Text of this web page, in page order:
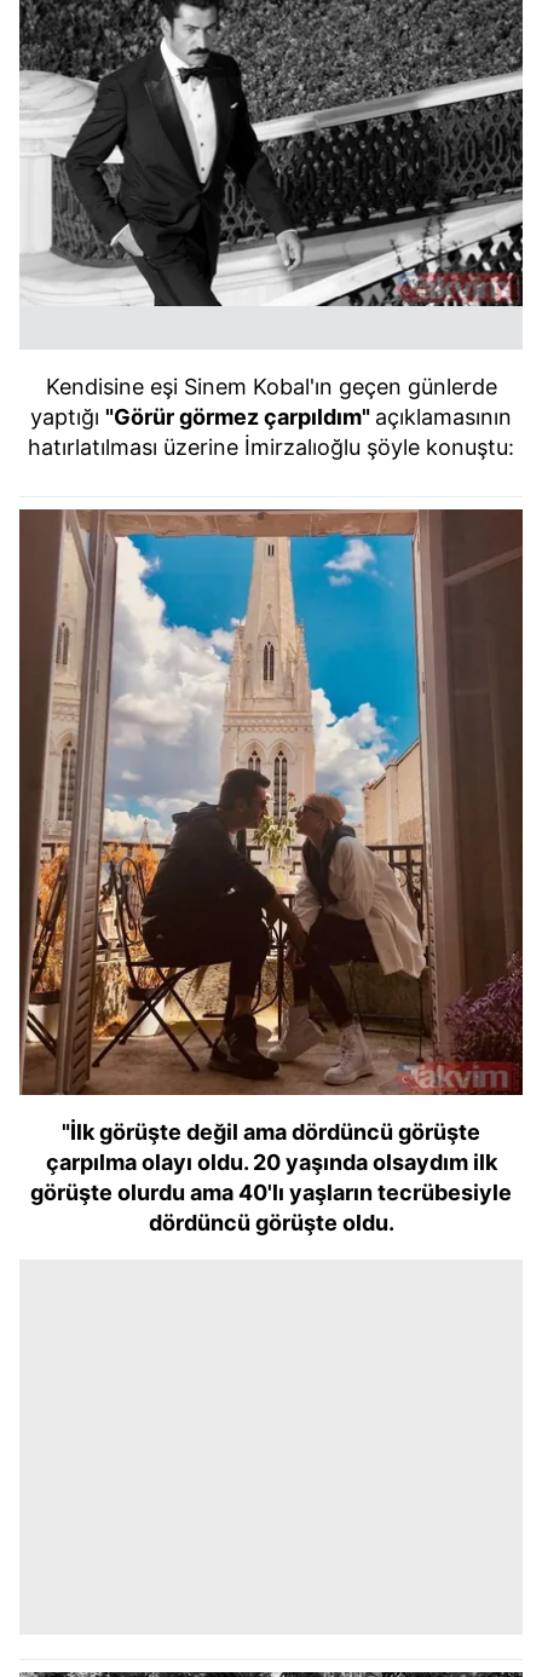
Kendisine eşi Sinem Kobal'ın geçen günlerde
yaptığı "Görür görmez çarpıldım" açıklamasının
hatırlatılması üzerine İmirzalıoğlu şöyle konuştu:
"İlk görüşte değil ama dördüncü görüşte
çarpılma olayı oldu. 20 yaşında olsaydım ilk
görüşte olurdu ama 40'lı yaşların tecrübesiyle
dördüncü görüşte oldu.